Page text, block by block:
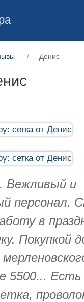
Денис
Вежливый и
персонал.
в
Покупкой
5500...